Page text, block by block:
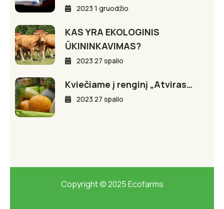
2023 1 gruodžio
KAS YRA EKOLOGINIS
ŪKININKAVIMAS?
2023 27 spalio
Kviečiame į renginį „Atviras…
2023 27 spalio
Copyright © 2025 Ecofarms